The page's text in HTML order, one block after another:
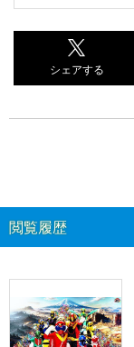
シェアする
閲覧履歴